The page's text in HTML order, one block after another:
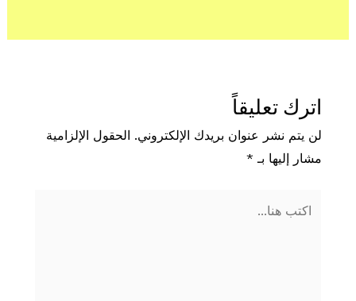
اترك تعليقاً
لن يتم نشر عنوان بريدك الإلكتروني. الحقول الإلزامية
مشار إليها بـ *